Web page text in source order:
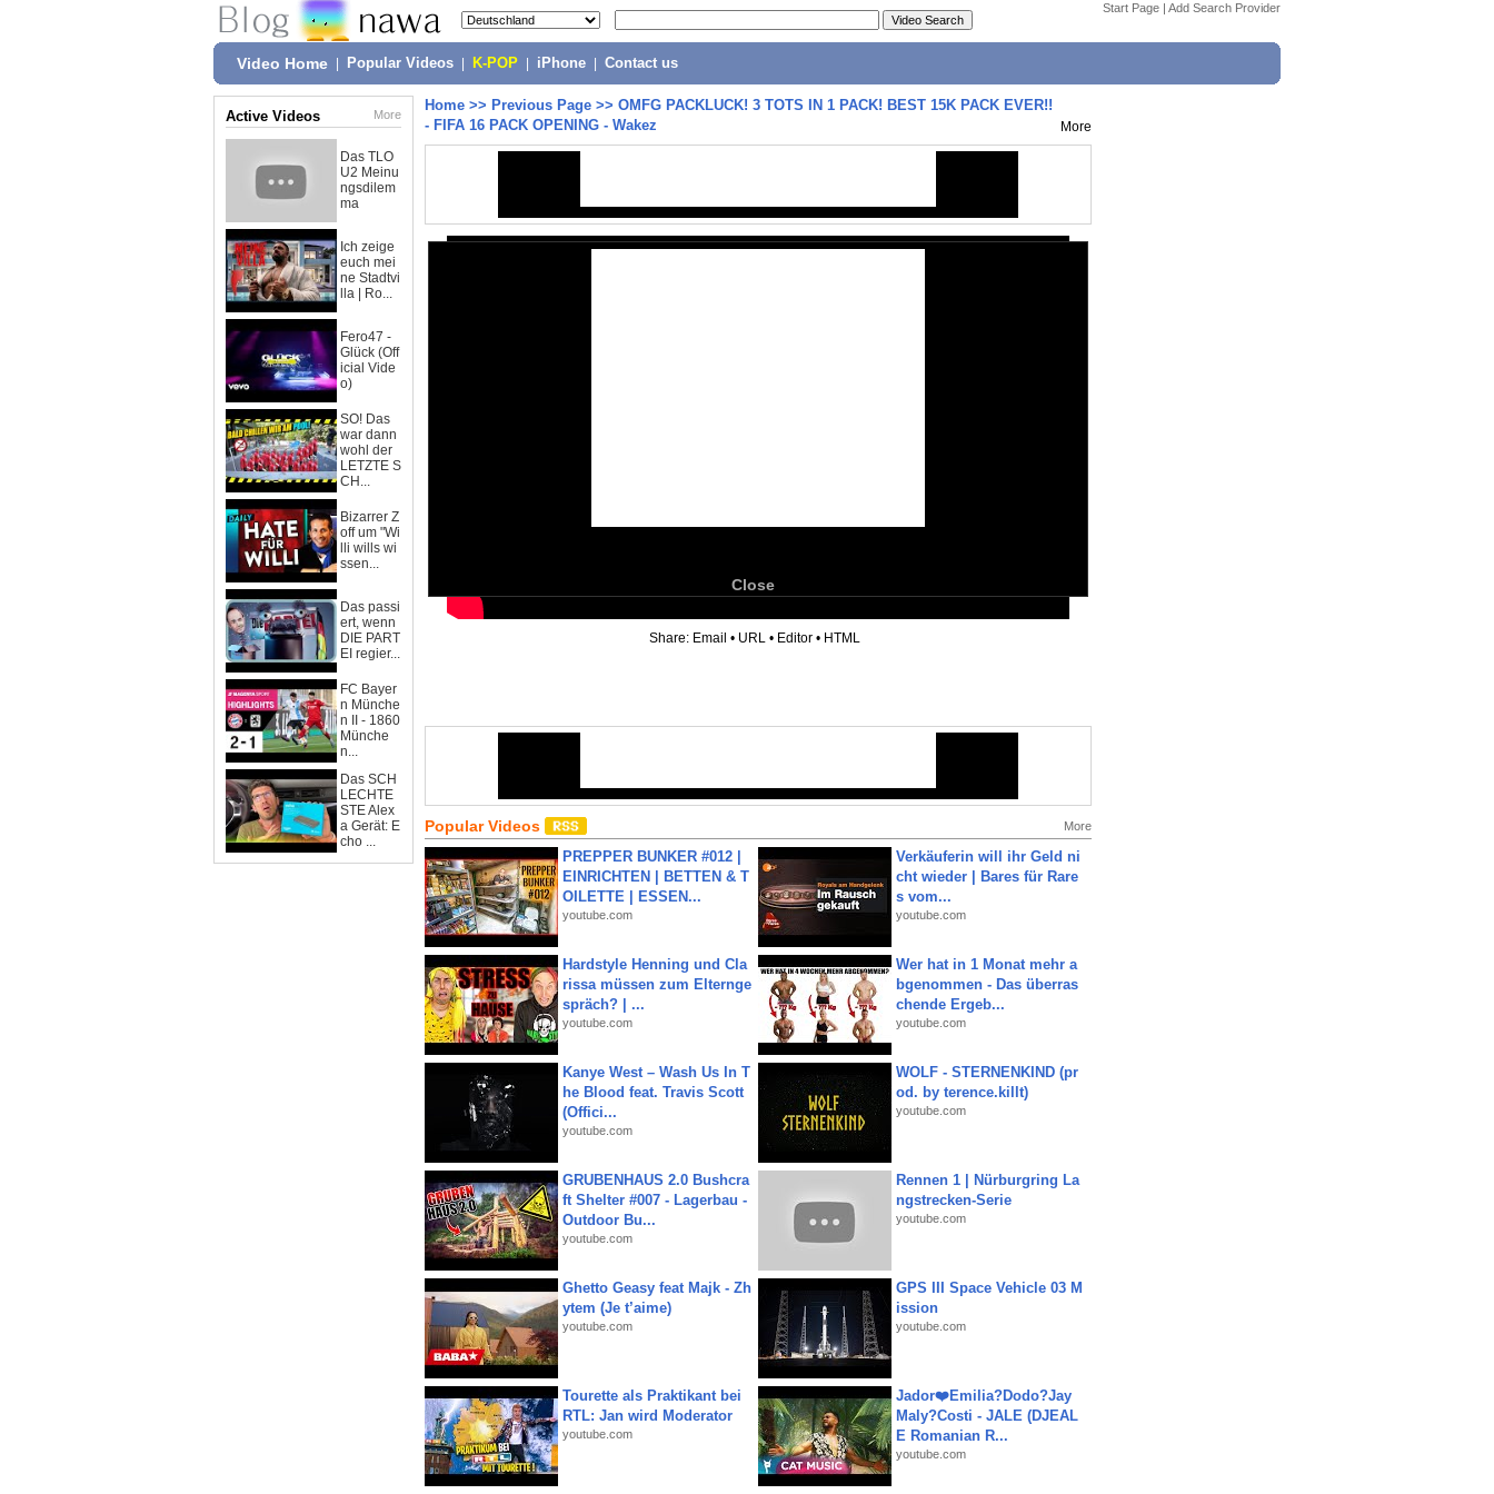
Start Page | Add Search Provider
Video Home Popular Videos K-POP iPhone Contact us
Active Videos More
Das TLO
U2 Meinu
ngsdilem
ma
Ich zeige
euch mei
ne Stadtvi
lla | Ro...
Fero47 -
Glück (Off
icial Vide
o)
SO! Das
war dann
wohl der
LETZTE S
CH...
Bizarrer Z
off um "Wi
lli wills wi
ssen...
Das passi
ert, wenn
DIE PART
EI regier...
FC Bayer
n Münche
n II - 1860
Münche
n...
Das SCH
LECHTE
STE Alex
a Gerät: E
cho ...
Home >> Previous Page >> OMFG PACKLUCK! 3 TOTS IN 1 PACK! BEST 15K PACK EVER!!
- FIFA 16 PACK OPENING - Wakez
More
Close
Share: Email • URL • Editor • HTML
Popular Videos More
PREPPER BUNKER #012 |
EINRICHTEN | BETTEN & T
OILETTE | ESSEN...
youtube.com
Verkäuferin will ihr Geld ni
cht wieder | Bares für Rare
s vom...
youtube.com
Hardstyle Henning und Cla
rissa müssen zum Elternge
spräch? | ...
youtube.com
Wer hat in 1 Monat mehr a
bgenommen - Das überras
chende Ergeb...
youtube.com
Kanye West – Wash Us In T
he Blood feat. Travis Scott
(Offici...
youtube.com
WOLF - STERNENKIND (pr
od. by terence.killt)
youtube.com
GRUBENHAUS 2.0 Bushcra
ft Shelter #007 - Lagerbau -
Outdoor Bu...
youtube.com
Rennen 1 | Nürburgring La
ngstrecken-Serie
youtube.com
Ghetto Geasy feat Majk - Zh
ytem (Je t’aime)
youtube.com
GPS III Space Vehicle 03 M
ission
youtube.com
Tourette als Praktikant bei
RTL: Jan wird Moderator
youtube.com
Jador❤️Emilia?Dodo?Jay
Maly?Costi - JALE (DJEAL
E Romanian R...
youtube.com